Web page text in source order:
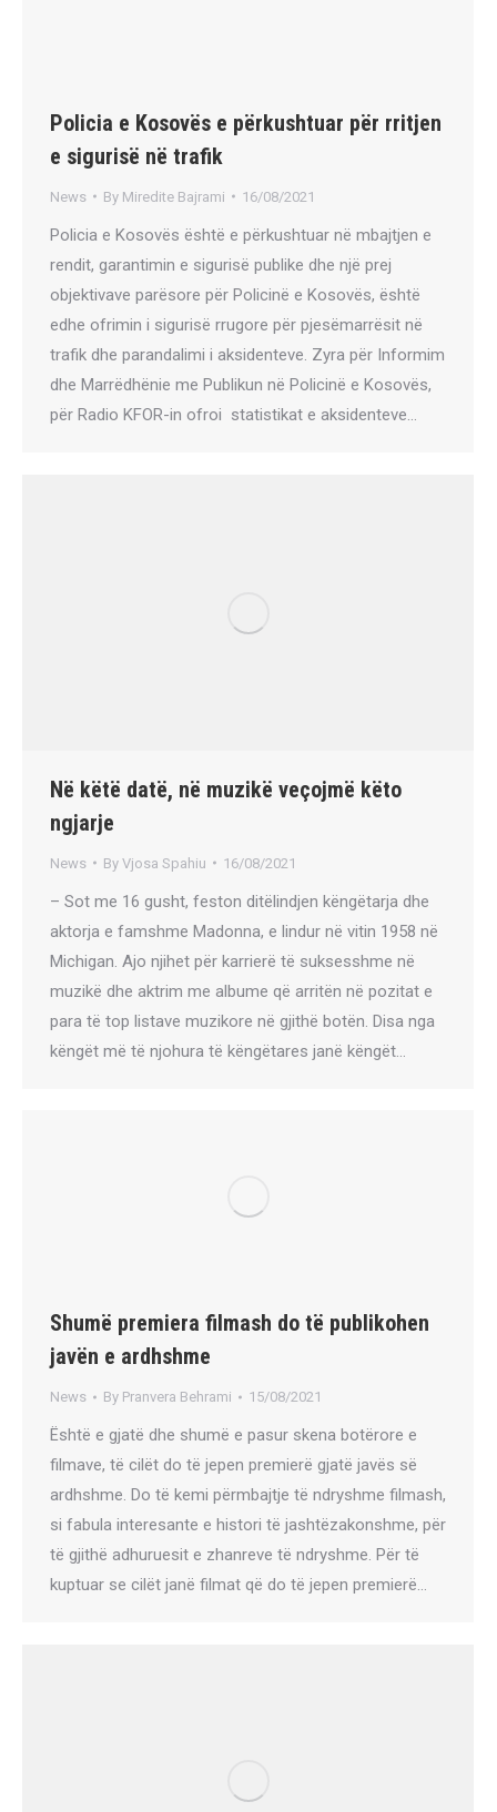
Policia e Kosovës e përkushtuar për rritjen
e sigurisë në trafik
News By Miredite Bajrami 16/08/2021
Policia e Kosovës është e përkushtuar në mbajtjen e
rendit, garantimin e sigurisë publike dhe një prej
objektivave parësore për Policinë e Kosovës, është
edhe ofrimin i sigurisë rrugore për pjesëmarrësit në
trafik dhe parandalimi i aksidenteve. Zyra për Informim
dhe Marrëdhënie me Publikun në Policinë e Kosovës,
për Radio KFOR-in ofroi statistikat e aksidenteve…
Në këtë datë, në muzikë veçojmë këto
ngjarje
News By Vjosa Spahiu 16/08/2021
– Sot me 16 gusht, feston ditëlindjen këngëtarja dhe
aktorja e famshme Madonna, e lindur në vitin 1958 në
Michigan. Ajo njihet për karrierë të suksesshme në
muzikë dhe aktrim me albume që arritën në pozitat e
para të top listave muzikore në gjithë botën. Disa nga
këngët më të njohura të këngëtares janë këngët…
Shumë premiera filmash do të publikohen
javën e ardhshme
News By Pranvera Behrami 15/08/2021
Është e gjatë dhe shumë e pasur skena botërore e
filmave, të cilët do të jepen premierë gjatë javës së
ardhshme. Do të kemi përmbajtje të ndryshme filmash,
si fabula interesante e histori të jashtëzakonshme, për
të gjithë adhuruesit e zhanreve të ndryshme. Për të
kuptuar se cilët janë filmat që do të jepen premierë…